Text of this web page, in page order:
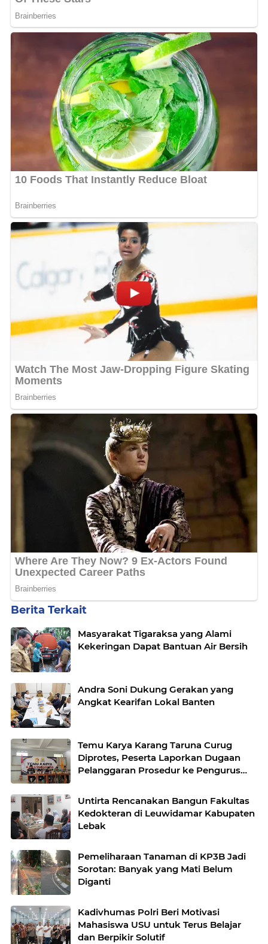
Berita Terkait
Masyarakat Tigaraksa yang Alami
Kekeringan Dapat Bantuan Air Bersih
Andra Soni Dukung Gerakan yang
Angkat Kearifan Lokal Banten
Temu Karya Karang Taruna Curug
Diprotes, Peserta Laporkan Dugaan
Pelanggaran Prosedur ke Pengurus
Untirta Rencanakan Bangun Fakultas
Kedokteran di Leuwidamar Kabupaten
Lebak
Pemeliharaan Tanaman di KP3B Jadi
Sorotan: Banyak yang Mati Belum
Diganti
Kadivhumas Polri Beri Motivasi
Mahasiswa USU untuk Terus Belajar
dan Berpikir Solutif